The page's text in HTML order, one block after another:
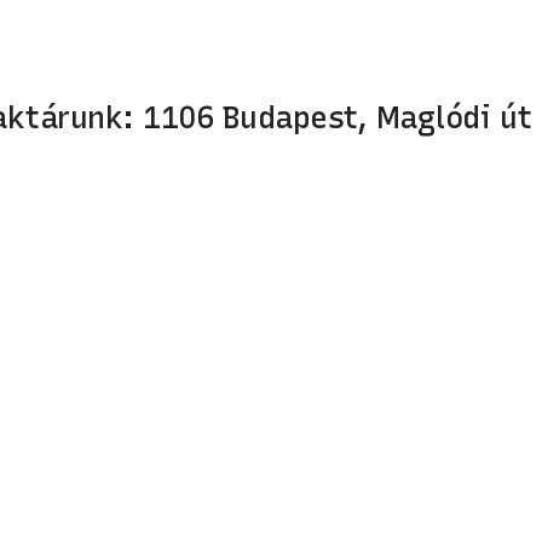
1106 Budapest, Maglódi út